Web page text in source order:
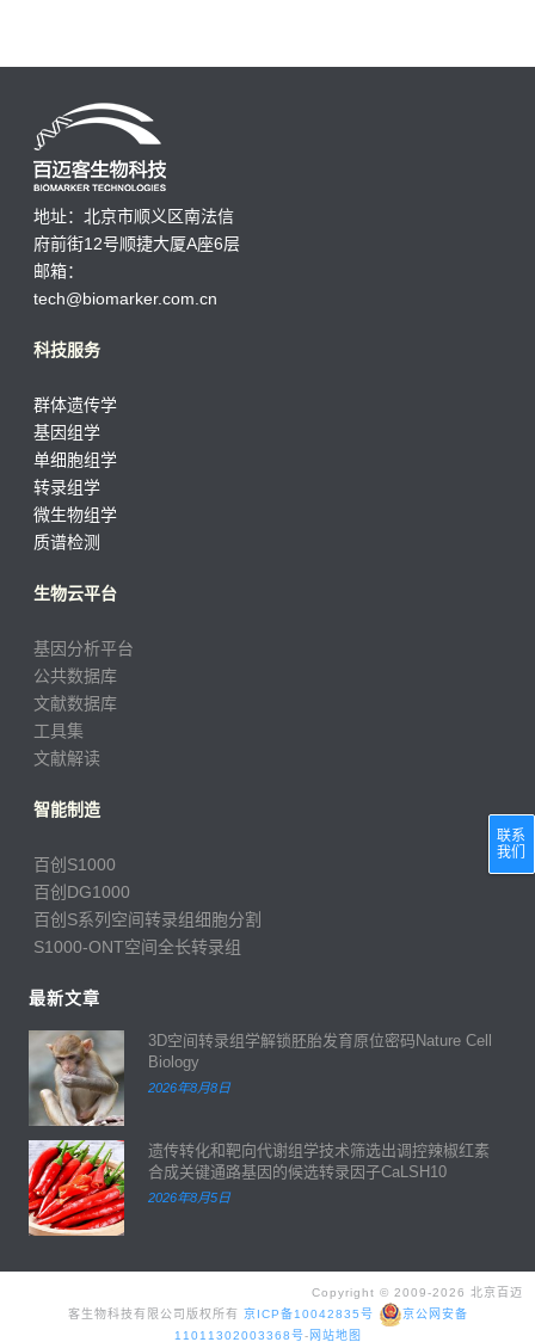
地址：北京市顺义区南法信
府前街12号顺捷大厦A座6层
邮箱：
tech@biomarker.com.cn
科技服务
群体遗传学
基因组学
单细胞组学
转录组学
微生物组学
质谱检测
生物云平台
基因分析平台
公共数据库
文献数据库
工具集
文献解读
智能制造
百创S1000
百创DG1000
百创S系列空间转录组细胞分割
S1000-ONT空间全长转录组
最新文章
3D空间转录组学解锁胚胎发育原位密码Nature Cell
Biology
2026年8月8日
遗传转化和靶向代谢组学技术筛选出调控辣椒红素
合成关键通路基因的候选转录因子CaLSH10
2026年8月5日
Copyright © 2009-2026 北京百迈
客生物科技有限公司版权所有 京ICP备10042835号
京公网安备
11011302003368号- 网站地图
联系
我们